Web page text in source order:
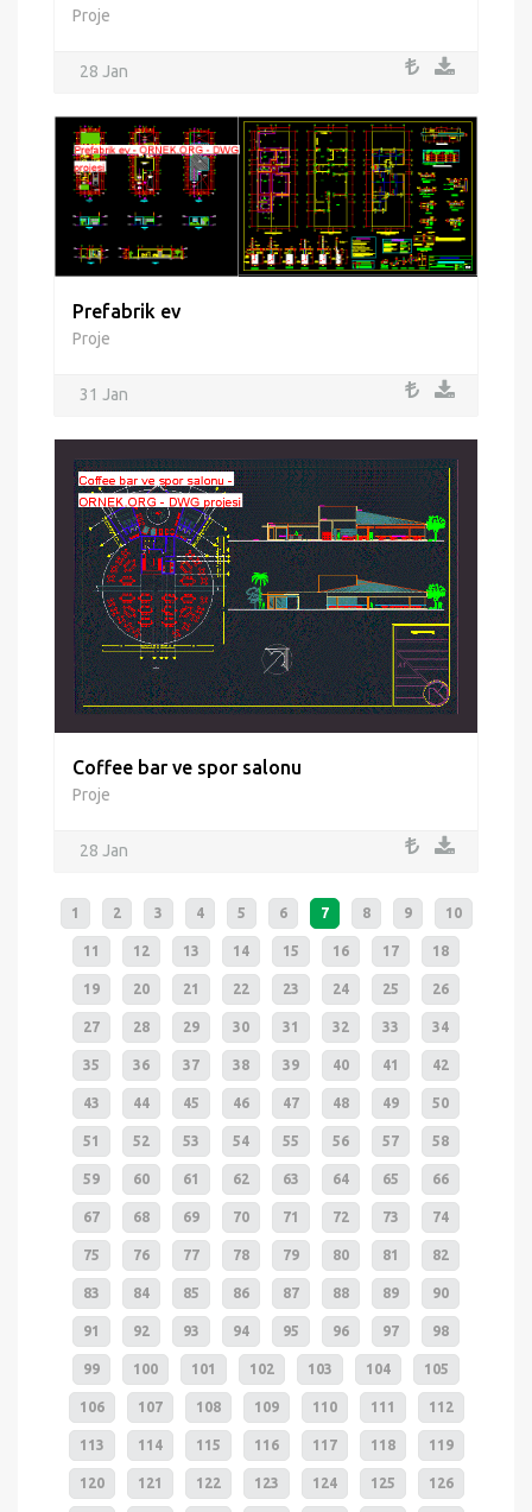
Proje
28 Jan
Prefabrik ev
Proje
31 Jan
Coffee bar ve spor salonu
Proje
28 Jan
1 2 3 4 5 6 7 8 9 10
11 12 13 14 15 16 17 18
19 20 21 22 23 24 25 26
27 28 29 30 31 32 33 34
35 36 37 38 39 40 41 42
43 44 45 46 47 48 49 50
51 52 53 54 55 56 57 58
59 60 61 62 63 64 65 66
67 68 69 70 71 72 73 74
75 76 77 78 79 80 81 82
83 84 85 86 87 88 89 90
91 92 93 94 95 96 97 98
99 100 101 102 103 104 105
106 107 108 109 110 111 112
113 114 115 116 117 118 119
120 121 122 123 124 125 126